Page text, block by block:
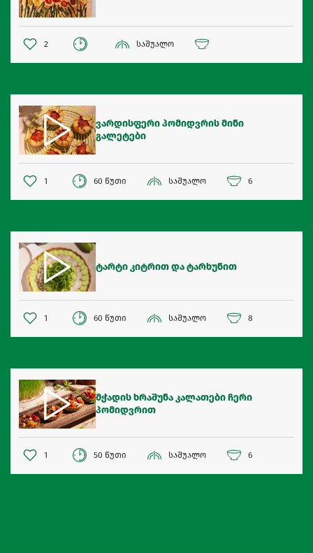
2 საშუალო
ვარდისფერი პომიდვრის მინი
გალეტები
1 60 წუთი საშუალო 6
ტარტი კიტრით და ტარხუნით
1 60 წუთი საშუალო 8
მჭადის ხრაშუნა კალათები ჩერი
პომიდვრით
1 50 წუთი საშუალო 6